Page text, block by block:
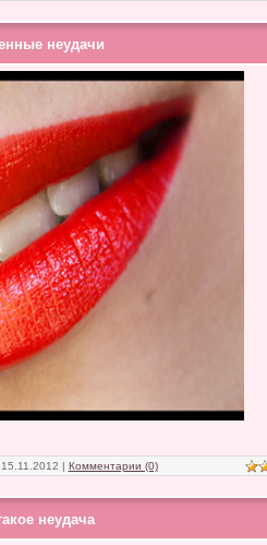
неудачи
15.11.2012 | Комментарии (0)
неудача